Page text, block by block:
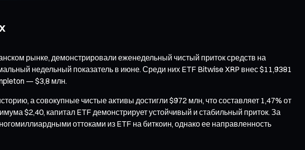
рынке, демонстрировали еженедельный чистый приток средств на
недельный показатель в июне. Среди них ETF Bitwise XRP внес $11,9381
— $3,8 млн.
а совокупные чистые активы достигли $972 млн, что составляет 1,47% от
$2,40, капитал ETF демонстрирует устойчивый и стабильный приток. За
оттоками из ETF на биткоин, однако ее направленность